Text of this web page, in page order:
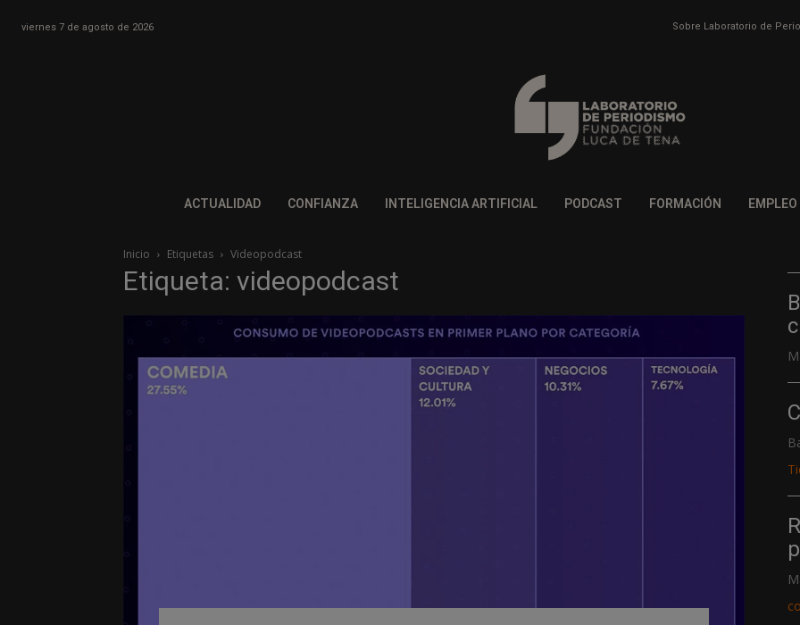
viernes 7 de agosto de 2026 Sobre Laboratorio de
ACTUALIDAD CONFIANZA INTELIGENCIA ARTIFICIAL PODCAST FORMACIÓN EMPLEO
Inicio Etiquetas Videopodcast
Etiqueta: videopodcast